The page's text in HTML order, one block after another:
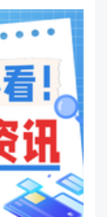
家人，謝谢你们的